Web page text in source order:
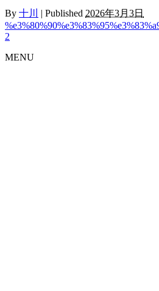
By 十川 | Published 2026年3月3日
2
MENU